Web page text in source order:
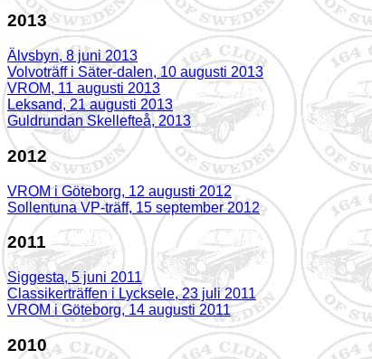
2013
Älvsbyn, 8 juni 2013
Volvoträff i Säter-dalen, 10 augusti 2013
VROM, 11 augusti 2013
Leksand, 21 augusti 2013
Guldrundan Skellefteå, 2013
2012
VROM i Göteborg, 12 augusti 2012
Sollentuna VP-träff, 15 september 2012
2011
Siggesta, 5 juni 2011
Classikerträffen i Lycksele, 23 juli 2011
VROM i Göteborg, 14 augusti 2011
2010